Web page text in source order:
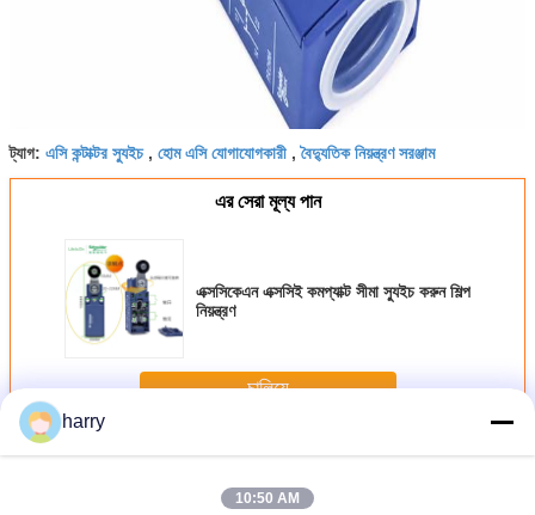
ট্যাগ: এসি কন্টাক্টর স্যুইচ, হোম এসি যোগাযোগকারী ,বৈদ্যুতিক নিয়ন্ত্রণ সরঞ্জাম
এর সেরা মূল্য পান
এক্সসিকেএন এক্সসিই কমপ্যাক্ট সীমা স্যুইচ করুন শিল্প
নিয়ন্ত্রণ
চালিয়ে
অধিকঅটোমেশন নিয়ন্ত্রণ রিলে
harry
10:50 AM